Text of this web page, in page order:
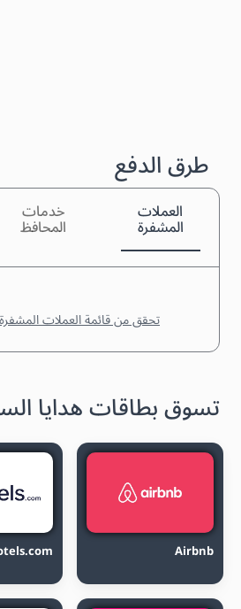
طرق الدفع
العملات
المشفرة
خدمات
المحافظ
تحقق من قائمة العملات المشفرة
تسوق بطاقات هدايا
Airbnb